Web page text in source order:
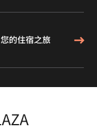
的住宿之旅